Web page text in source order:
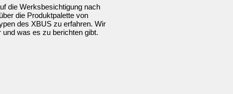
die Werksbesichtigung nach
die Produktpalette von
des XBUS zu erfahren. Wir
was es zu berichten gibt.